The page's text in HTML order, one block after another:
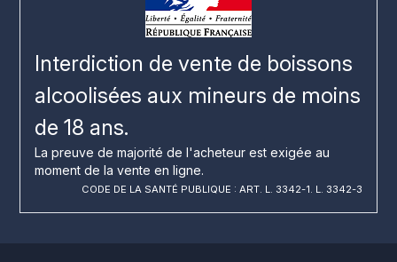
Interdiction de vente de boissons
alcoolisées aux mineurs de moins
de 18 ans.
La preuve de majorité de l'acheteur est exigée au
moment de la vente en ligne.
CODE DE LA SANTÉ PUBLIQUE : ART. L. 3342-1. L. 3342-3